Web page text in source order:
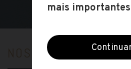
NOSSAS CONVICÇÕES